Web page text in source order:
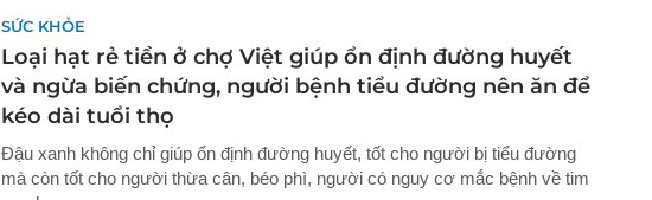
SỨC KHỎE
Loại hạt rẻ tiền ở chợ Việt giúp ổn định đường huyết
và ngừa biến chứng, người bệnh tiểu đường nên ăn để
kéo dài tuổi thọ
Đậu xanh không chỉ giúp ổn định đường huyết, tốt cho người bị tiểu đường
mà còn tốt cho người thừa cân, béo phì, người có nguy cơ mắc bệnh về tim